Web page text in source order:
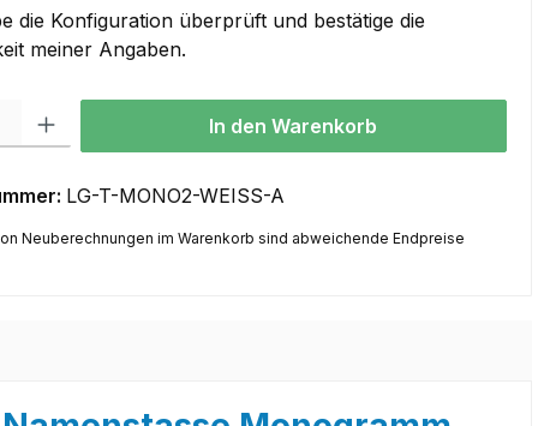
die Konfiguration überprüft und bestätige die
meiner Angaben.
Gib den gewünschten Wert ein oder benutze die Schaltflächen
In den Warenkorb
LG-T-MONO2-WEISS-A
Neuberechnungen im Warenkorb sind abweichende Endpreise